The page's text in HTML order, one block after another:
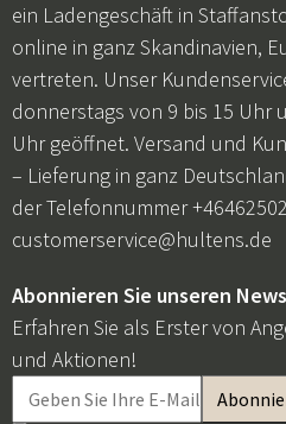
ein Ladengeschäft in
online in ganz Skandinavien,
vertreten. Unser
donnerstags von 9 bis 15 Uhr
Uhr geöffnet. Versand und
– Lieferung in ganz
der Telefonnummer
customerservice@hultens.de
Abonnieren Sie unseren
Erfahren Sie als Erster von
und Aktionen!